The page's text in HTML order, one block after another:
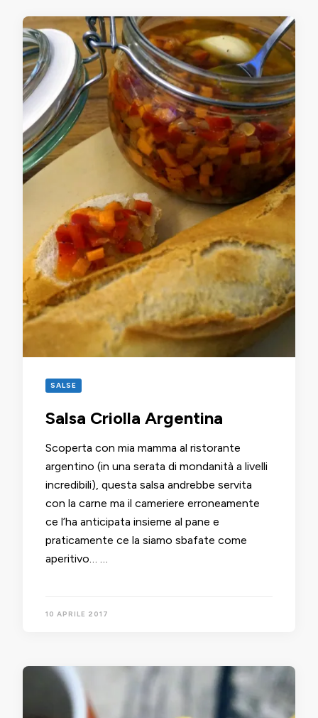
SALSE
Salsa Criolla Argentina
Scoperta con mia mamma al ristorante
argentino (in una serata di mondanità a livelli
incredibili), questa salsa andrebbe servita
con la carne ma il cameriere erroneamente
ce l’ha anticipata insieme al pane e
praticamente ce la siamo sbafate come
aperitivo… …
10 APRILE 2017